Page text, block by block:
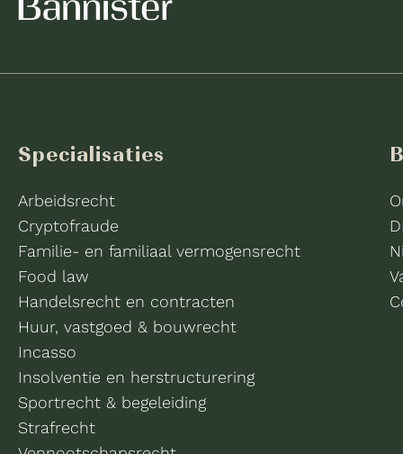
Specialisaties
Arbeidsrecht
Cryptofraude
Familie- en familiaal vermogensrecht
Food law
Handelsrecht en contracten
Huur, vastgoed & bouwrecht
Incasso
Insolventie en herstructurering
Sportrecht & begeleiding
Strafrecht